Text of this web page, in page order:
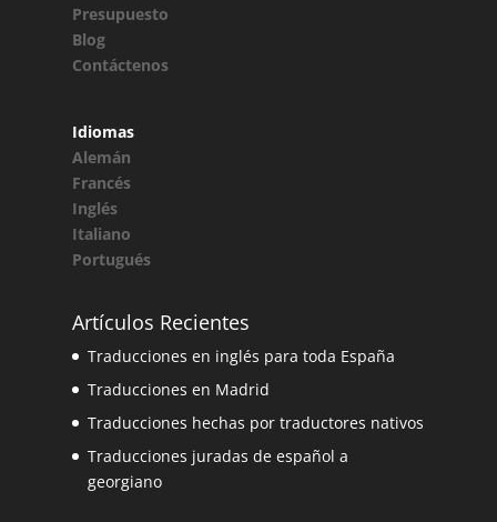
Presupuesto
Blog
Contáctenos
Idiomas
Alemán
Francés
Inglés
Italiano
Portugués
Artículos Recientes
Traducciones en inglés para toda España
Traducciones en Madrid
Traducciones hechas por traductores nativos
Traducciones juradas de español a
georgiano